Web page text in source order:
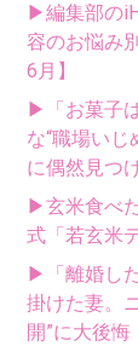
▶編集部の
容のお悩み
6月】
▶「お菓子
な“職場い
に偶然見つ
▶玄米食べ
式「若玄米
▶「離婚し
掛けた妻。
開”に大後悔